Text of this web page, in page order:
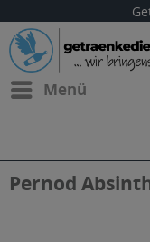
Menü
Pernod